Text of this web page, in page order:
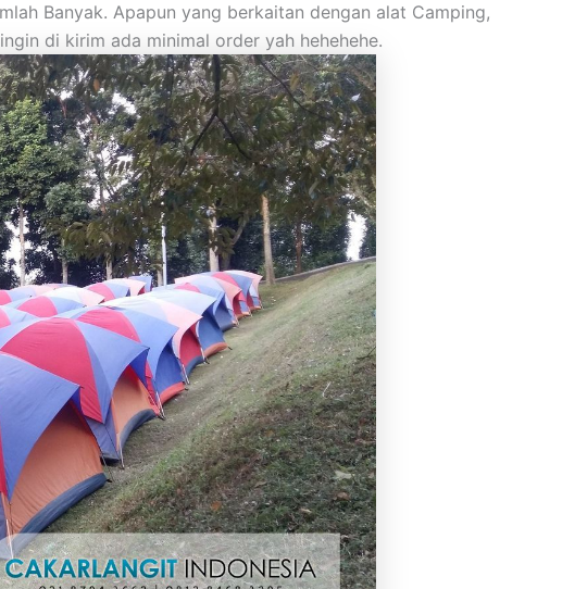
Banyak. Apapun yang berkaitan dengan alat Camping,
di kirim ada minimal order yah hehehehe.